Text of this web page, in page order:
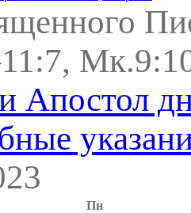
Апостол
Пн